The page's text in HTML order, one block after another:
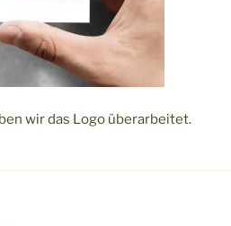
wir das Logo überarbeitet.